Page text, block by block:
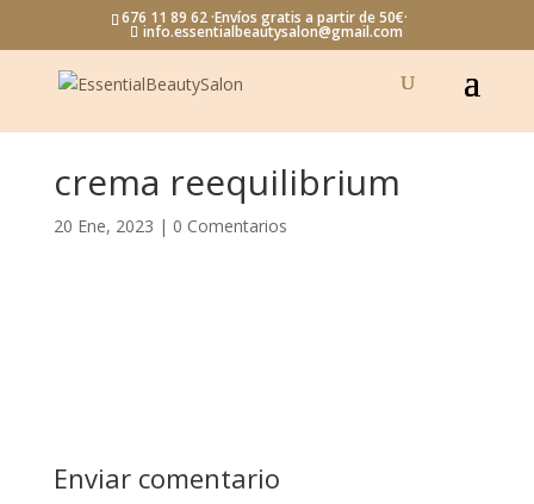
676 11 89 62 ·Envíos gratis a partir de 50€·
info.essentialbeautysalon@gmail.com
crema reequilibrium
20 Ene, 2023 | 0 Comentarios
Enviar comentario